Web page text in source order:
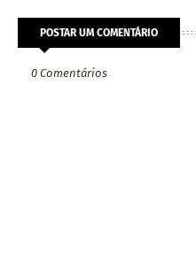
POSTAR UM COMENTÁRIO
0 Comentários